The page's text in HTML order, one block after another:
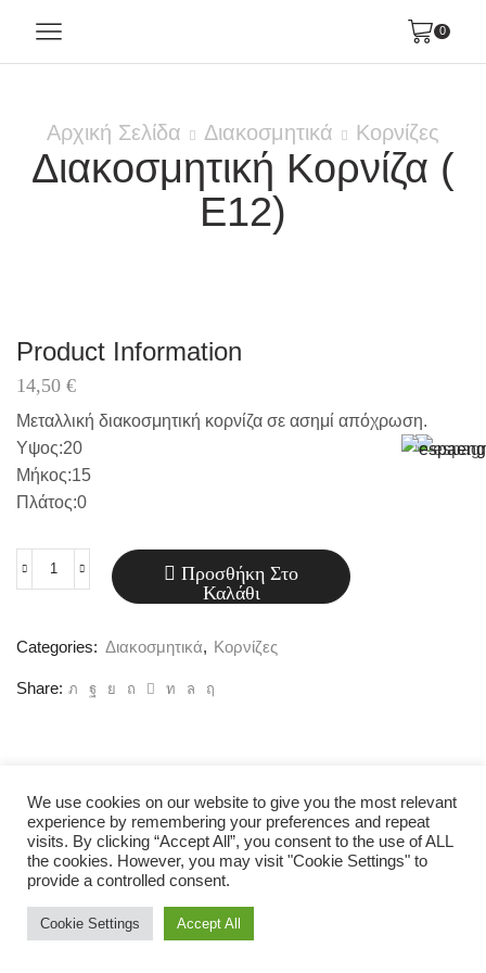
0
Αρχική Σελίδα Διακοσμητικά Κορνίζες
Διακοσμητική Κορνίζα (
Ε12)
Product Information
14,50 €
Μεταλλική διακοσμητική κορνίζα σε ασημί απόχρωση.
Υψος:20
Μήκος:15
Πλάτος:0
Διακοσμητική
(
ποσότητα
Προσθήκη Στο
Καλάθι
Categories: Διακοσμητικά, Κορνίζες
Share:
We use cookies on our website to give you the most relevant
experience by remembering your preferences and repeat
visits. By clicking “Accept All”, you consent to the use of ALL
the cookies. However, you may visit "Cookie Settings" to
provide a controlled consent.
Cookie Settings Accept All